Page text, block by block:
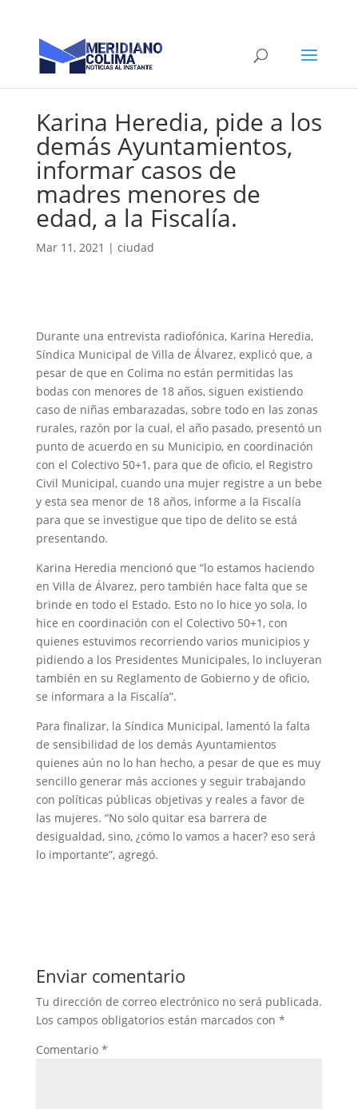
Karina Heredia, pide a los
demás Ayuntamientos,
informar casos de
madres menores de
edad, a la Fiscalía.
Mar 11, 2021 | ciudad
Durante una entrevista radiofónica, Karina Heredia,
Síndica Municipal de Villa de Álvarez, explicó que, a
pesar de que en Colima no están permitidas las
bodas con menores de 18 años, siguen existiendo
caso de niñas embarazadas, sobre todo en las zonas
rurales, razón por la cual, el año pasado, presentó un
punto de acuerdo en su Municipio, en coordinación
con el Colectivo 50+1, para que de oficio, el Registro
Civil Municipal, cuando una mujer registre a un bebe
y esta sea menor de 18 años, informe a la Fiscalía
para que se investigue que tipo de delito se está
presentando.
Karina Heredia mencionó que “lo estamos haciendo
en Villa de Álvarez, pero también hace falta que se
brinde en todo el Estado. Esto no lo hice yo sola, lo
hice en coordinación con el Colectivo 50+1, con
quienes estuvimos recorriendo varios municipios y
pidiendo a los Presidentes Municipales, lo incluyeran
también en su Reglamento de Gobierno y de oficio,
se informara a la Fiscalía”.
Para finalizar, la Síndica Municipal, lamentó la falta
de sensibilidad de los demás Ayuntamientos
quienes aún no lo han hecho, a pesar de que es muy
sencillo generar más acciones y seguir trabajando
con políticas públicas objetivas y reales a favor de
las mujeres. “No solo quitar esa barrera de
desigualdad, sino, ¿cómo lo vamos a hacer? eso será
lo importante”, agregó.
Enviar comentario
Tu dirección de correo electrónico no será publicada.
Los campos obligatorios están marcados con *
Comentario *